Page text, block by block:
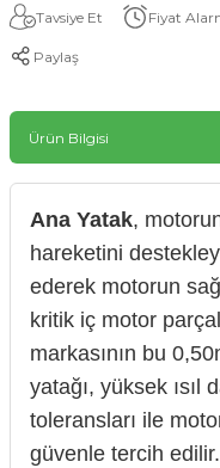
Tavsiye Et Fiyat
Paylaş
Ürün Bilgisi
Ana Yatak,
hareketini
ederek motorun
kritik iç motor
markasının bu
yatağı, yüksek ısıl
toleransları ile
güvenle tercih edilir.